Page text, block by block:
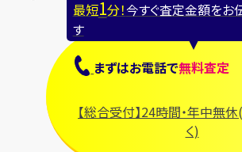
最短1分！今すぐ査定金額をお
す
まずはお電話で無料査定
【総合受付】24時間・年中無
く)